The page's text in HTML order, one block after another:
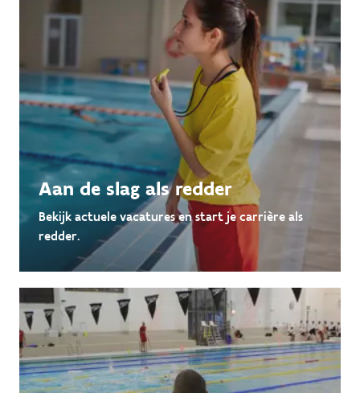
Aan de slag als redder
Bekijk actuele vacatures en start je carrière als
redder.